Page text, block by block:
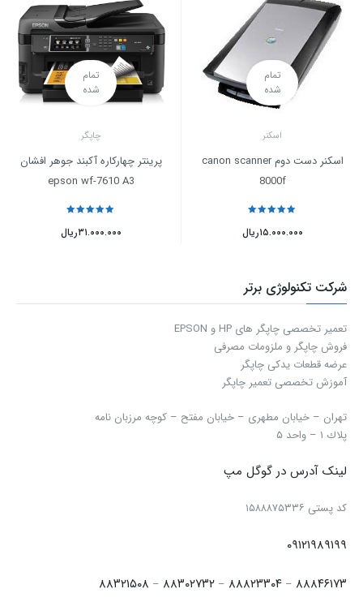
تمام
شده
اسکنر
اسکنر دست دوم canon scanner
8000f
ریال۱۵.۰۰۰.۰۰۰
تمام
شده
چاپگر
پرینتر چهارکاره آکبند جوهر افشان
epson wf-7610 A3
ریال۳۱.۰۰۰.۰۰۰
شرکت تکنولوژی برتر
تعمیر تخصصی چاپگر های HP و EPSON
فروش چاپگر و ملزومات مصرفی
عرضه قطعات یدکی چاپگر
آموزش تخصصی تعمیر چاپگر
تهران – خیابان مطهری – خیابان مفتح – كوچه مرزبان نامه
پلاك ۱ – واحد ۵
لینک آدرس در گوگل مپ
كد پستی ۱۵۸۸۸۷۵۳۳۶
۰۹۱۲۱۹۸۹۱۹۹
۸۸۸۴۶۱۷۳ – ۸۸۸۲۳۳۰۴ – ۸۸۳۰۲۷۳۲ – ۸۸۳۲۱۵۰۸